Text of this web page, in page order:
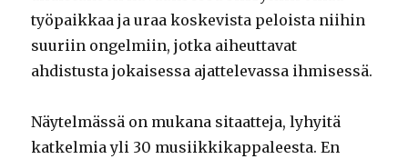
työpaikkaa ja uraa koskevista peloista niihin
suuriin ongelmiin, jotka aiheuttavat
ahdistusta jokaisessa ajattelevassa ihmisessä.
Näytelmässä on mukana sitaatteja, lyhyitä
katkelmia yli 30 musiikkikappaleesta. En